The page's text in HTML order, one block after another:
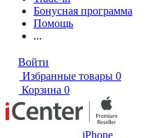
Бонусная программа
Помощь
...
Войти
Избранные товары 0
Корзина 0
iPhone